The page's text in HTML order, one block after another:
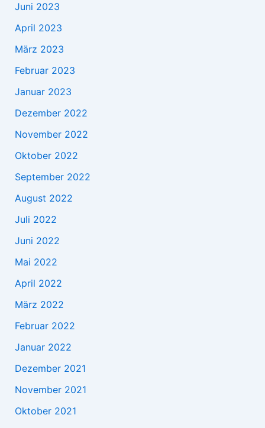
Juni 2023
April 2023
März 2023
Februar 2023
Januar 2023
Dezember 2022
November 2022
Oktober 2022
September 2022
August 2022
Juli 2022
Juni 2022
Mai 2022
April 2022
März 2022
Februar 2022
Januar 2022
Dezember 2021
November 2021
Oktober 2021